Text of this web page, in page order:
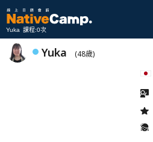
Yuka 課程:0次
Yuka (48歲)